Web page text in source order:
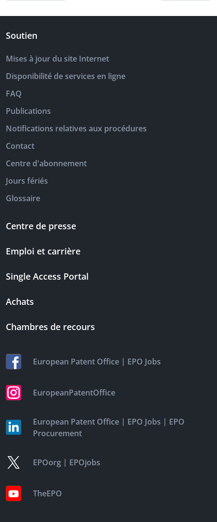
Soutien
Mises à jour du site Internet
Disponibilité de services en ligne
FAQ
Publications
Notifications relatives aux procédures
Contact
Centre d'abonnement
Jours fériés
Glossaire
Centre de presse
Emploi et carrière
Single Access Portal
Achats
Chambres de recours
European Patent Office | EPO Jobs
EuropeanPatentOffice
European Patent Office | EPO Jobs | EPO
Procurement
EPOorg | EPOjobs
TheEPO